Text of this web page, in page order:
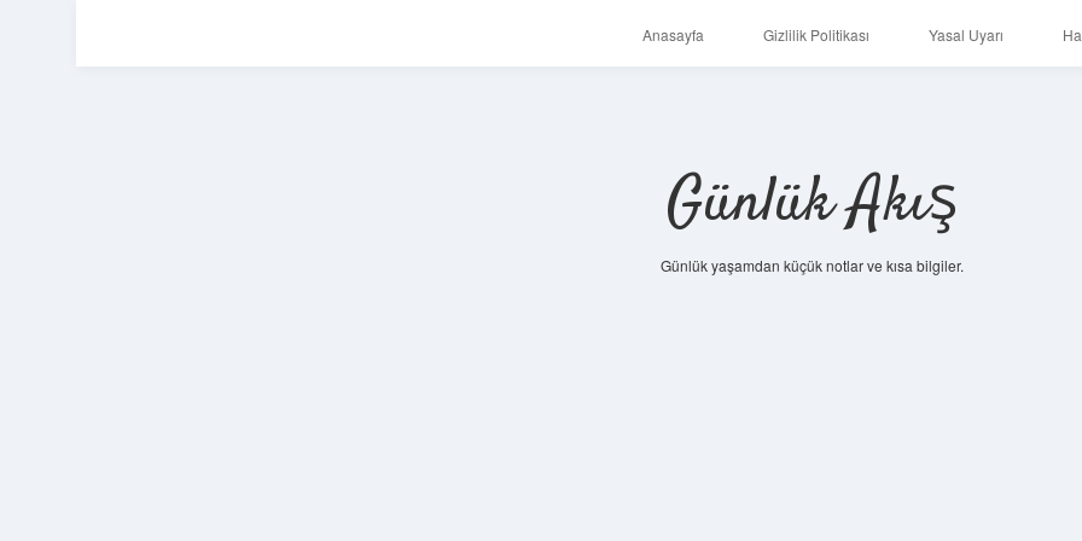
Anasayfa Gizlilik Politikası Yasal Uyarı
Günlük Akış
Günlük yaşamdan küçük notlar ve kısa bilgiler.